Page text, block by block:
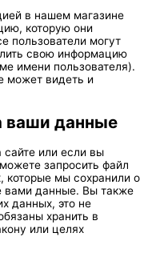
в нашем магазине
которую они
пользователи могут
свою информацию
имени пользователя).
может видеть и
ваши данные
сайте или если вы
запросить файл
которые мы сохранили о
вами данные. Вы также
данных, это не
хранить в
или целях